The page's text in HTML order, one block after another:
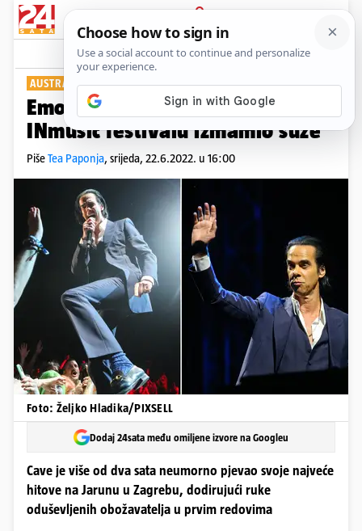
PRIJAVA
Show Komentari
AUSTRALSKA LEGENDA U ZAGREBU PLUS+
Emotivni Nick Cave publici na
INmusic festivalu izmamio suze
PišeTea Paponja, srijeda, 22.6.2022. u 16:00
Foto: Željko Hladika/PIXSELL
Dodaj 24sata među omiljene izvore na Googleu
Cave je više od dva sata neumorno pjevao svoje najveće
hitove na Jarunu u Zagrebu, dodirujući ruke
oduševljenih obožavatelja u prvim redovima